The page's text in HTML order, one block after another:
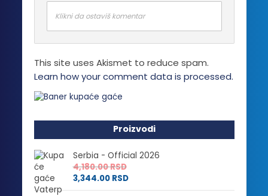
Klikni da ostaviš komentar
This site uses Akismet to reduce spam.
Learn how your comment data is processed.
Proizvodi
Serbia - Official 2026
4,180.00RSD
3,344.00 RSD